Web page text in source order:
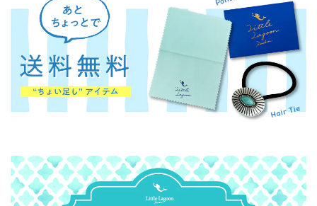
いポイントです。長めのチェーンでも短めのチ
ェーンでも楽しんでいただけます。お嬢様にも
気に入っていただき、嬉しいです！ありがとう
ございます。末長くお楽しみいただけたら幸い
です。
2025/02/18
離れて暮らす子供のイニシャルを選びました。 小さくてシ
ンプルなので、色んなコーディネートが楽しめそうです。 長